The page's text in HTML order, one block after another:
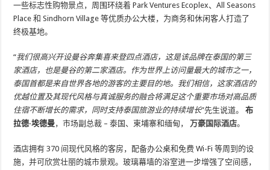
一些标志性购物景点，周围环绕着 Park Ventures Ecoplex、All Seasons
Place 和 Sindhorn Village 等优质办公大楼，为商务和休闲客人打造了
终极基地。
“我们很高兴开设曼谷奔集喜来登四点酒店，这是该品牌在泰国的第三
家酒店，也是曼谷的第二家酒店。作为世界上访问量最大的城市之一，
泰国首都是来自世界各地的游客的主要目的地。我们相信，这家酒店的
优越位置及其现代风格与真诚服务的融合将满足这个重要市场对高品质
住宿不断增长的需求，同时支持泰国旅游业的持续增长”先生说道。布
拉德·埃德曼，市场副总裁 – 泰国、柬埔寨和缅甸，万豪国际酒店。
酒店拥有 370 间现代风格的客房，配备办公桌和免费 Wi-Fi 等周到的设
施，并可欣赏壮丽的城市景观。玻璃幕墙的浴室进一步增强了空间感，